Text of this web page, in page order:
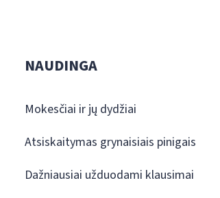
NAUDINGA
Mokesčiai ir jų dydžiai
Atsiskaitymas grynaisiais pinigais
Dažniausiai užduodami klausimai